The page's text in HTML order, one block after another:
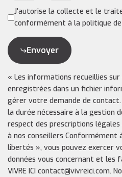
J'autorise la collecte et le
conformément à la politique
Envoyer
« Les informations recueillies
enregistrées dans un fichier
gérer votre demande de
la durée nécessaire à la gestion
respect des prescriptions
à nos conseillers
libertés », vous pouvez exercer
données vous concernant et
VIVRE ICI contact@vivreici.com.